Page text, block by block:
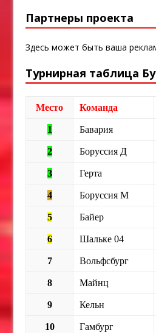
Партнеры проекта
Здесь может быть ваша
Турнирная таблица
Место Команда
1 Бавария
2 Боруссия Д
3 Герта
4 Боруссия М
5 Байер
6 Шальке 04
7 Вольфсбург
8 Майнц
9 Кельн
10 Гамбург